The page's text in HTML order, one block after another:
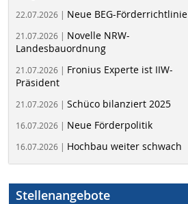
22.07.2026 | Neue BEG-Förderrichtlinie
21.07.2026 | Novelle NRW-
Landesbauordnung
21.07.2026 | Fronius Experte ist IIW-
Präsident
21.07.2026 | Schüco bilanziert 2025
16.07.2026 | Neue Förderpolitik
16.07.2026 | Hochbau weiter schwach
Stellenangebote